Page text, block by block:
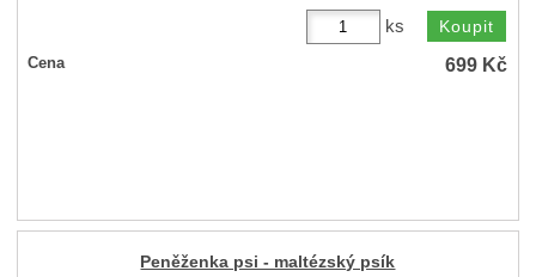
ks
Cena 699 Kč
Peněženka psi - maltézský psík